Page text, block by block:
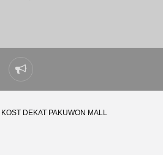
Laporkan
masalah
KOST DEKAT PAKUWON MALL